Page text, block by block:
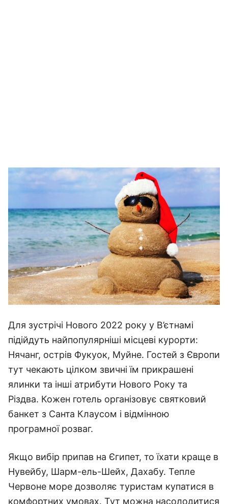
Для зустрічі Нового 2022 року у В’єтнамі
підійдуть найпопулярніші місцеві курорти:
Нячанг, острів Фукуок, Муйне. Гостей з Європи
тут чекають цілком звичні їм прикрашені
ялинки та інші атрибути Нового Року та
Різдва. Кожен готель організовує святковий
банкет з Санта Клаусом і відмінною
програмної розваг.
Якщо вибір припав на Єгипет, то їхати краще в
Нувейбу, Шарм-ель-Шейх, Дахабу. Тепле
Червоне море дозволяє туристам купатися в
комфортних умовах. Тут можна насолодитися